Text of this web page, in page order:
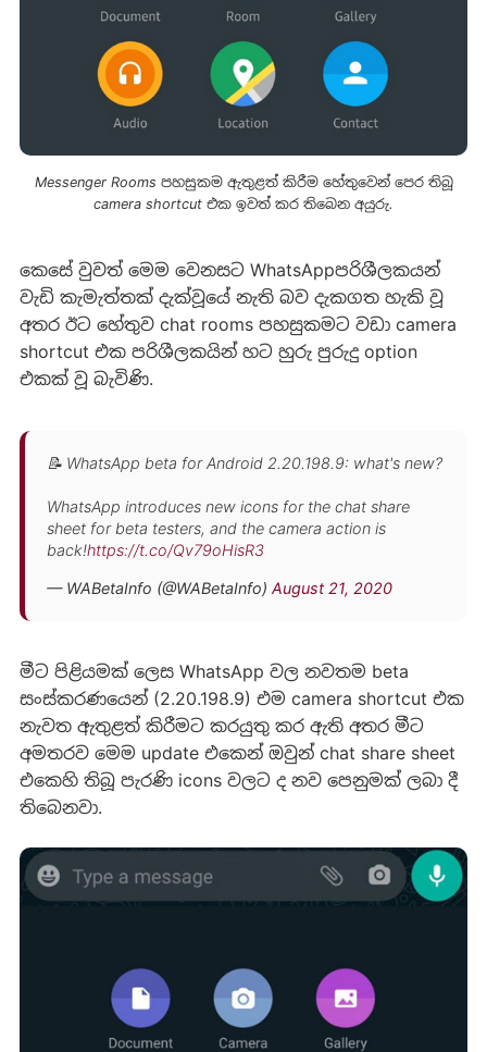
Messenger Rooms පහසුකම ඇතුළත් කිරීම හේතුවෙන් පෙර තිබූ
camera shortcut එක ඉවත් කර තිබෙන අයුරු.‌‌
කෙසේ වුවත් මෙම වෙනසට WhatsAppපරිශීලකයන්
වැඩි කැමැත්තක් දැක්වූයේ නැති බව දැකගත හැකි වූ
අතර ඊට හේතුව chat rooms පහසුකමට වඩා camera
shortcut එක පරිශීලකයින් හට හුරු පුරුදු option
එකක් වූ බැවිණි.
📝 WhatsApp beta for Android 2.20.198.9: what's new?
WhatsApp introduces new icons for the chat share
sheet for beta testers, and the camera action is
back!https://t.co/Qv79oHisR3
— WABetaInfo (@WABetaInfo) August 21, 2020
මීට පිළියමක් ලෙස WhatsApp වල නවතම beta
සංස්කරණයෙන් (2.20.198.9) එම camera shortcut එක
නැවත ඇතුළත් කිරීමට කරයුතු කර ඇති අතර මීට
අමතරව මෙම update එකෙන් ඔවුන් chat share sheet
එකෙහි තිබූ පැරණි icons වලට ද නව පෙනුමක් ලබා දී
තිබෙනවා.